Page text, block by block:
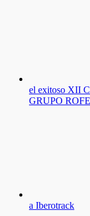
el exitoso XII
GRUPO
a Iberotrack